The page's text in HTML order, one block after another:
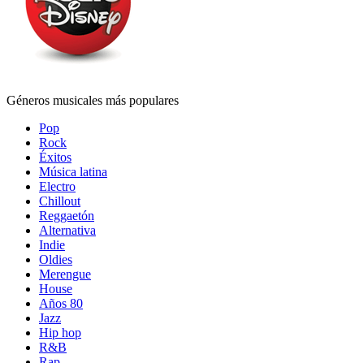
Géneros musicales más populares
Pop
Rock
Éxitos
Música latina
Electro
Chillout
Reggaetón
Alternativa
Indie
Oldies
Merengue
House
Años 80
Jazz
Hip hop
R&B